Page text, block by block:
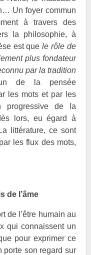
Un foyer commun
à travers des
la philosophie, à
est que le rôle de
plus fondateur
par la tradition
de la pensée
les mots et par les
progressive de la
lors, eu égard à
littérature, ce sont
les flux des mots,
de l’âme
de l’être humain au
qui connaissent un
pour exprimer ce
porte son regard sur